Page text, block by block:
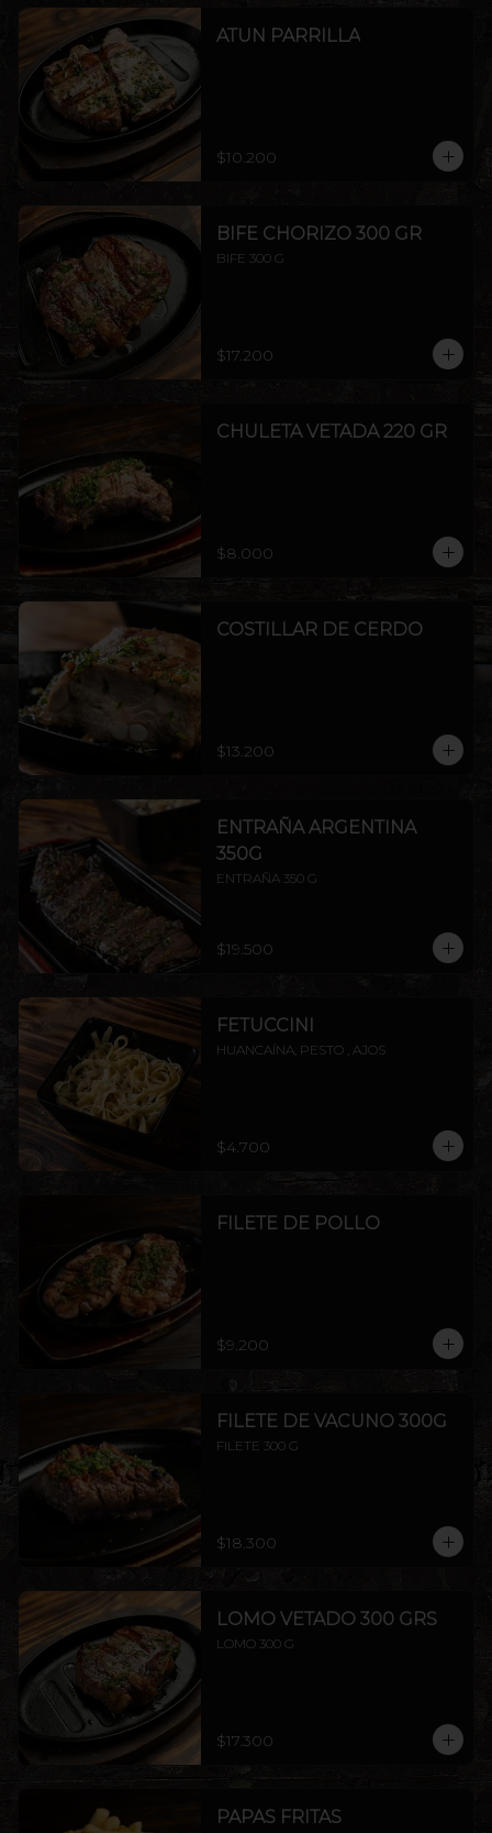
ATUN PARRILLA
$10.200
BIFE CHORIZO 300 GR
BIFE 300 G
$17.200
CHULETA VETADA 220 GR
$8.000
COSTILLAR DE CERDO
$13.200
ENTRAÑA ARGENTINA
350G
ENTRAÑA 350 G
$19.500
FETUCCINI
HUANCAÍNA, PESTO , AJOS
$4.700
FILETE DE POLLO
$9.200
FILETE DE VACUNO 300G
FILETE 300 G
$18.300
LOMO VETADO 300 GRS
LOMO 300 G
$17.300
PAPAS FRITAS